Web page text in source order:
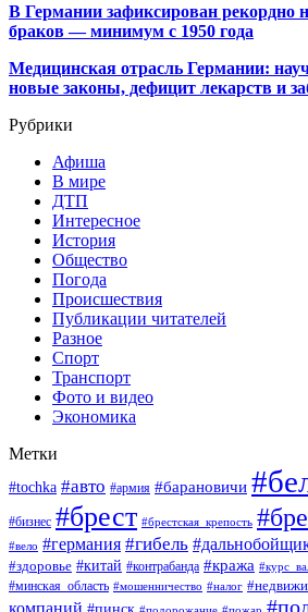
В Германии зафиксирован рекордно
браков — минимум с 1950 года
Медицинская отрасль Германии:
новые законы, дефицит лекарств и
Рубрики
Афиша
В мире
ДТП
Интересное
История
Общество
Погода
Происшествия
Публикации читателей
Разное
Спорт
Транспорт
Фото и видео
Экономика
Метки
#tochka #авто #армия #барановичи
#бизнес #брест #брестская_крепость
#вело #германия #гибель
#здоровье #китай #контрабанда #кража
#минская_область #мошенничество #налог
компаний